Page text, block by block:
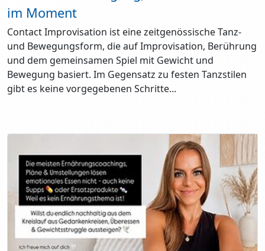
im Moment
Contact Improvisation ist eine zeitgenössische Tanz-
und Bewegungsform, die auf Improvisation, Berührung
und dem gemeinsamen Spiel mit Gewicht und
Bewegung basiert. Im Gegensatz zu festen Tanzstilen
gibt es keine vorgegebenen Schritte...